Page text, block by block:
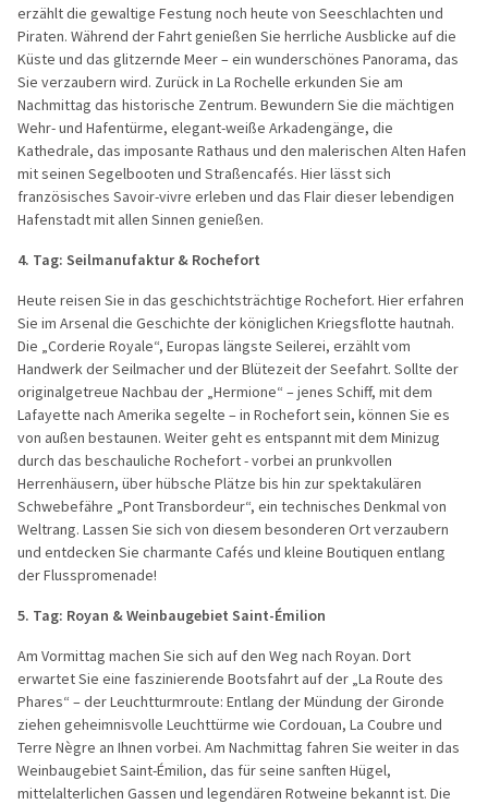
erzählt die gewaltige Festung noch heute von Seeschlachten und
Piraten. Während der Fahrt genießen Sie herrliche Ausblicke auf die
Küste und das glitzernde Meer – ein wunderschönes Panorama, das
Sie verzaubern wird. Zurück in La Rochelle erkunden Sie am
Nachmittag das historische Zentrum. Bewundern Sie die mächtigen
Wehr- und Hafentürme, elegant-weiße Arkadengänge, die
Kathedrale, das imposante Rathaus und den malerischen Alten Hafen
mit seinen Segelbooten und Straßencafés. Hier lässt sich
französisches Savoir-vivre erleben und das Flair dieser lebendigen
Hafenstadt mit allen Sinnen genießen.
4. Tag: Seilmanufaktur & Rochefort
Heute reisen Sie in das geschichtsträchtige Rochefort. Hier erfahren
Sie im Arsenal die Geschichte der königlichen Kriegsflotte hautnah.
Die „Corderie Royale“, Europas längste Seilerei, erzählt vom
Handwerk der Seilmacher und der Blütezeit der Seefahrt. Sollte der
originalgetreue Nachbau der „Hermione“ – jenes Schiff, mit dem
Lafayette nach Amerika segelte – in Rochefort sein, können Sie es
von außen bestaunen. Weiter geht es entspannt mit dem Minizug
durch das beschauliche Rochefort - vorbei an prunkvollen
Herrenhäusern, über hübsche Plätze bis hin zur spektakulären
Schwebefähre „Pont Transbordeur“, ein technisches Denkmal von
Weltrang. Lassen Sie sich von diesem besonderen Ort verzaubern
und entdecken Sie charmante Cafés und kleine Boutiquen entlang
der Flusspromenade!
5. Tag: Royan & Weinbaugebiet Saint-Émilion
Am Vormittag machen Sie sich auf den Weg nach Royan. Dort
erwartet Sie eine faszinierende Bootsfahrt auf der „La Route des
Phares“ – der Leuchtturmroute: Entlang der Mündung der Gironde
ziehen geheimnisvolle Leuchttürme wie Cordouan, La Coubre und
Terre Nègre an Ihnen vorbei. Am Nachmittag fahren Sie weiter in das
Weinbaugebiet Saint-Émilion, das für seine sanften Hügel,
mittelalterlichen Gassen und legendären Rotweine bekannt ist. Die